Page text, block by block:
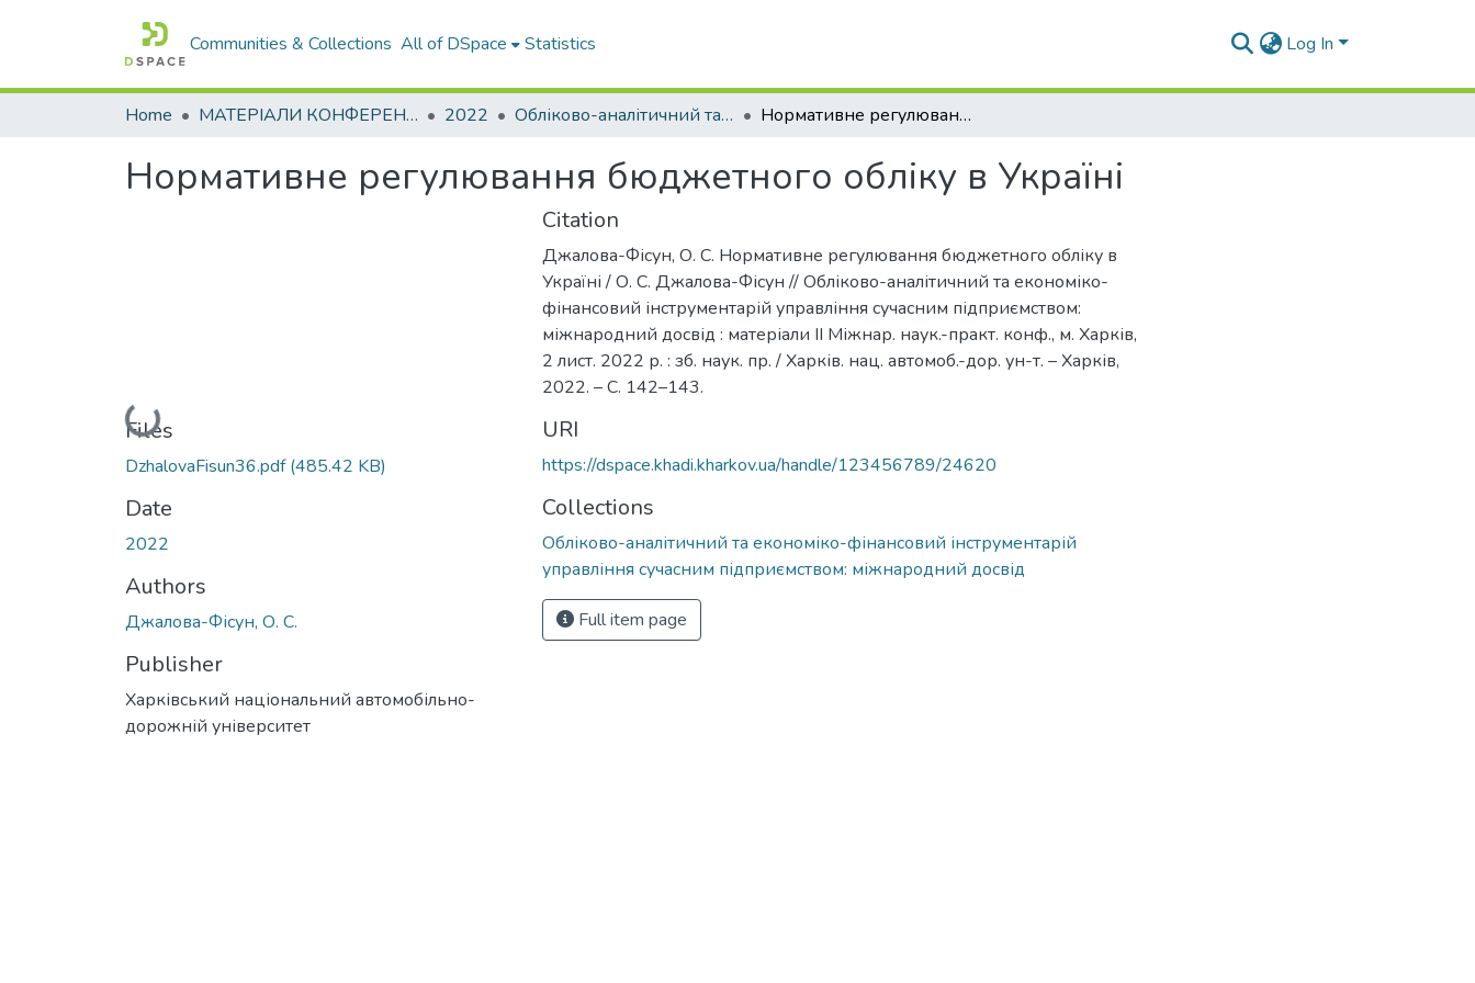
Communities & Collections All of DSpace Statistics Log In
Home МАТЕРІАЛИ КОНФЕРЕНЦІЙ 2022 Обліково-аналітичний та економіко-фінансовий інструментарій управління сучасним підприємством: міжнародний досвід Нормативне регулювання бюджетного обліку в Україні
Нормативне регулювання бюджетного обліку в Україні
Loading...
Files
DzhalovaFisun36.pdf(485.42 KB)
Date
2022
Authors
Джалова-Фісун, О. С.
Publisher
Харківський національний автомобільно-
дорожній університет
Citation
Джалова-Фісун, О. С. Нормативне регулювання бюджетного обліку в
Україні / О. С. Джалова-Фісун // Обліково-аналітичний та економіко-
фінансовий інструментарій управління сучасним підприємством:
міжнародний досвід : матеріали ІІ Міжнар. наук.-практ. конф., м. Харків,
2 лист. 2022 р. : зб. наук. пр. / Харків. нац. автомоб.-дор. ун-т. – Харків,
2022. – С. 142–143.
URI
https://dspace.khadi.kharkov.ua/handle/123456789/24620
Collections
Обліково-аналітичний та економіко-фінансовий інструментарій
управління сучасним підприємством: міжнародний досвід
Full item page